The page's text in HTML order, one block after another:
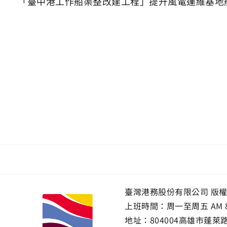
臺灣港務股份有限公司 版
上班時間：周一至周五
地址： 804004高雄市蓬萊